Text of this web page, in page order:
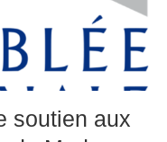
soutien aux